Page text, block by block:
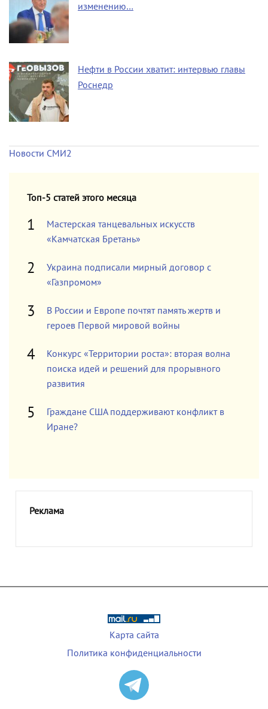
изменению…
Нефти в России хватит: интервью главы
Роснедр
Новости СМИ2
Топ-5 статей этого месяца
Мастерская танцевальных искусств
«Камчатская Бретань»
Украина подписали мирный договор с
«Газпромом»
В России и Европе почтят память жертв и
героев Первой мировой войны
Конкурс «Территории роста»: вторая волна
поиска идей и решений для прорывного
развития
Граждане США поддерживают конфликт в
Иране?
Реклама
Карта сайта
Политика конфиденциальности